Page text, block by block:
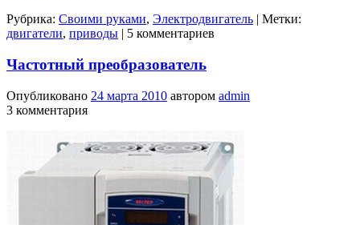
Рубрика: Своими руками, Электродвигатель | Метки:
двигатели, приводы | 5 комментариев
Частотный преобразователь
Опубликовано 24 марта 2010 автором admin
3 комментария